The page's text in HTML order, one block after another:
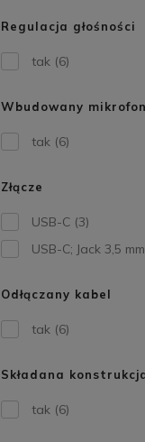
Regulacja głośności
tak (6)
Wbudowany mikrofon
tak (6)
Złącze
USB-C (3)
USB-C; Jack 3,5 mm
Odłączany kabel
tak (6)
Składana
tak (6)